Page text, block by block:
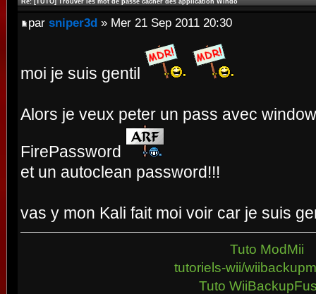
par sniper3d » Mer 21 Sep 2011 20:30
moi je suis gentil
Alors je veux peter un pass avec
FirePassword
et un autoclean password!!!
vas y mon Kali fait moi voir car je suis
Tuto ModMii
tutoriels-wii/
Tuto